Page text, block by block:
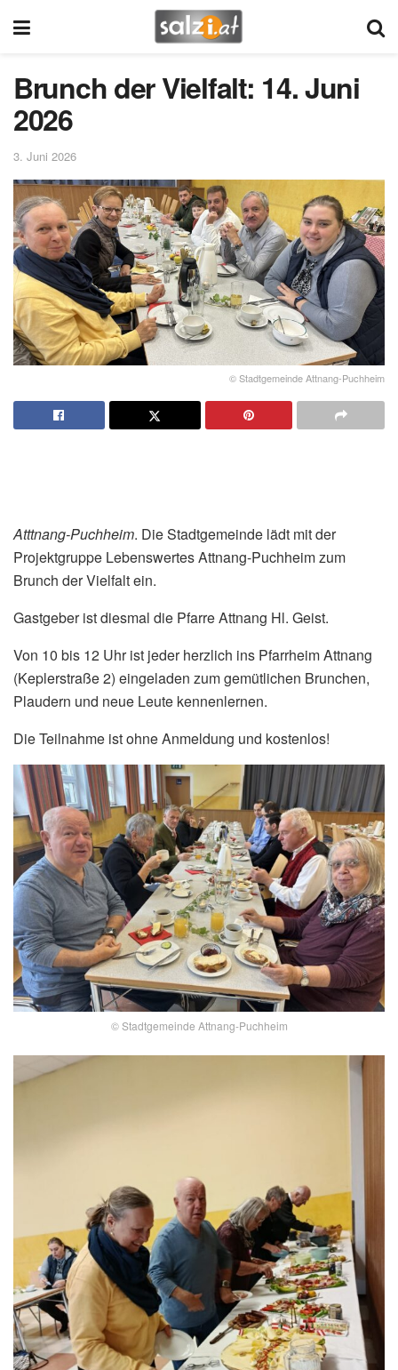
Brunch der Vielfalt: 14. Juni
2026
3. Juni 2026
© Stadtgemeinde Attnang-Puchheim
Atttnang-Puchheim. Die Stadtgemeinde lädt mit der
Projektgruppe Lebenswertes Attnang-Puchheim zum
Brunch der Vielfalt ein.
Gastgeber ist diesmal die Pfarre Attnang Hl. Geist.
Von 10 bis 12 Uhr ist jeder herzlich ins Pfarrheim Attnang
(Keplerstraße 2) eingeladen zum gemütlichen Brunchen,
Plaudern und neue Leute kennenlernen.
Die Teilnahme ist ohne Anmeldung und kostenlos!
© Stadtgemeinde Attnang-Puchheim